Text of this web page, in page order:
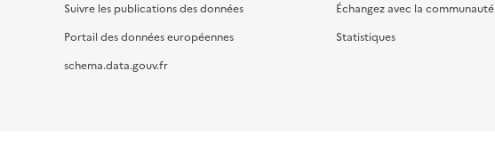
Suivre les publications des données
Portail des données européennes
schema.data.gouv.fr
Échangez avec la communauté
Statistiques